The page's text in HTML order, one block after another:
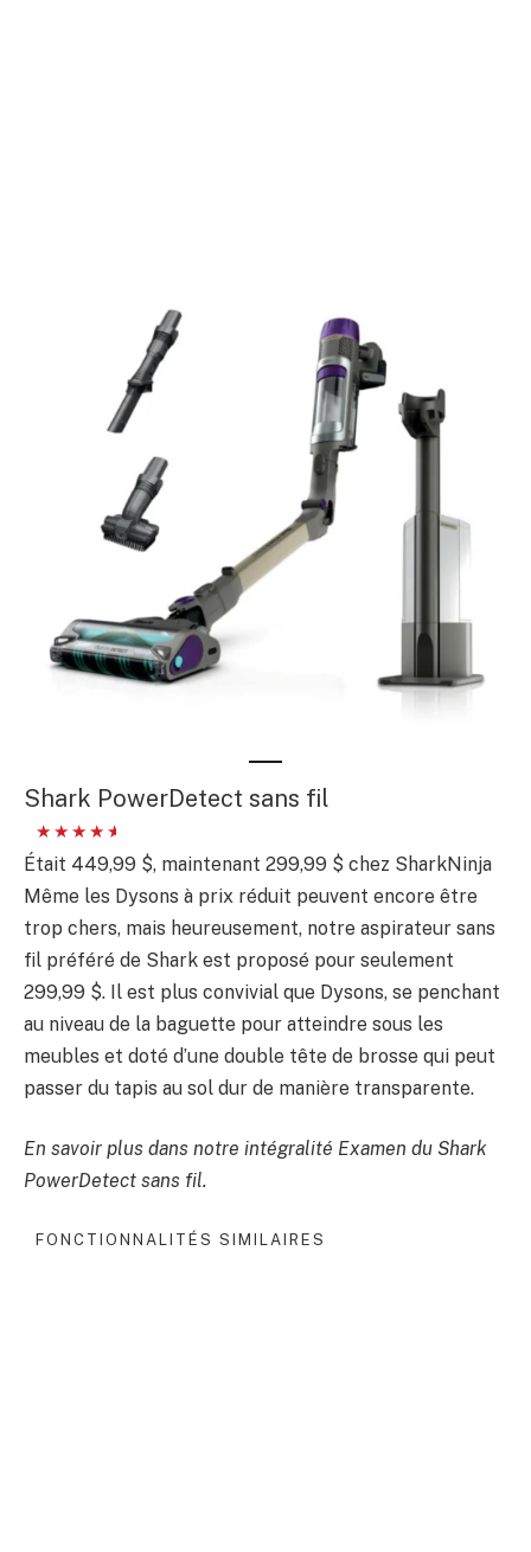
Shark PowerDetect sans fil
Était 449,99 $, maintenant 299,99 $ chez SharkNinja
Même les Dysons à prix réduit peuvent encore être
trop chers, mais heureusement, notre aspirateur sans
fil préféré de Shark est proposé pour seulement
299,99 $. Il est plus convivial que Dysons, se penchant
au niveau de la baguette pour atteindre sous les
meubles et doté d’une double tête de brosse qui peut
passer du tapis au sol dur de manière transparente.
En savoir plus dans notre intégralité Examen du Shark
PowerDetect sans fil.
FONCTIONNALITÉS SIMILAIRES